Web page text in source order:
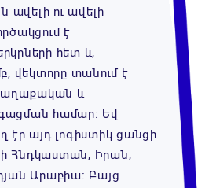
ավելի ու ավելի
է
հետ և,
վեկտորը տանում է
և
համար։ Եվ
էր այդ լոգիստիկ ցանցի
Հնդկաստան, Իրան,
Արաբիա։ Բայց